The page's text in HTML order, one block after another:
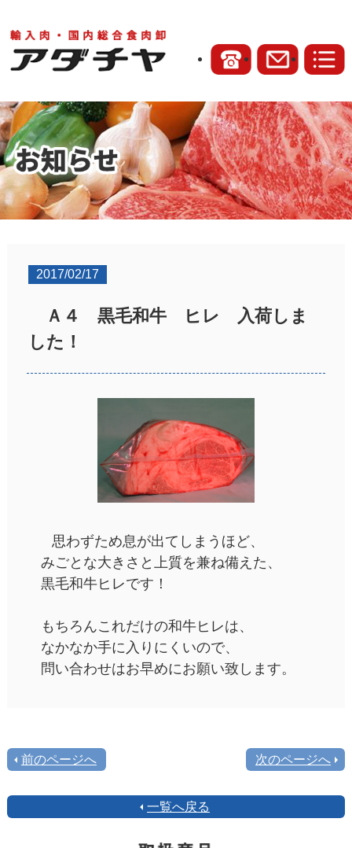
2017/02/17
Ａ４ 黒毛和牛 ヒレ 入荷しま
した！
思わずため息が出てしまうほど、
みごとな大きさと上質を兼ね備えた、
黒毛和牛ヒレです！
もちろんこれだけの和牛ヒレは、
なかなか手に入りにくいので、
問い合わせはお早めにお願い致します。
前のページへ 次のページへ
一覧へ戻る